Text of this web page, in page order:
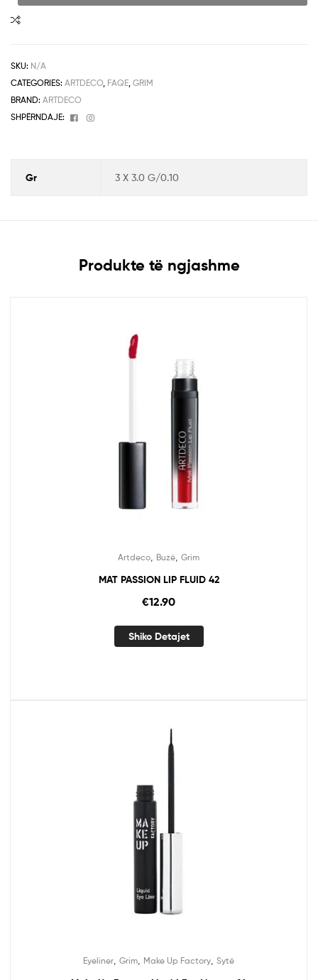
SKU: N/A
CATEGORIES: ARTDECO FAQE GRIM
BRAND: ARTDECO
SHPËRNDAJE:
Facebook
Instagram
Gr 3 X 3.0 G/0.10
Produkte të ngjashme
Artdeco Buzë Grim
MAT PASSION LIP FLUID 42
€12.90
Shiko Detajet
Eyeliner, Grim, Make Up Factory, Sytë